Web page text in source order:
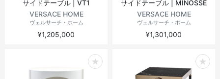
サイドテーブル | VT1
VERSACE HOME
ヴェルサーチ・ホーム
¥1,205,000
サイドテーブル | MINOSSE
VERSACE HOME
ヴェルサーチ・ホーム
¥1,301,000